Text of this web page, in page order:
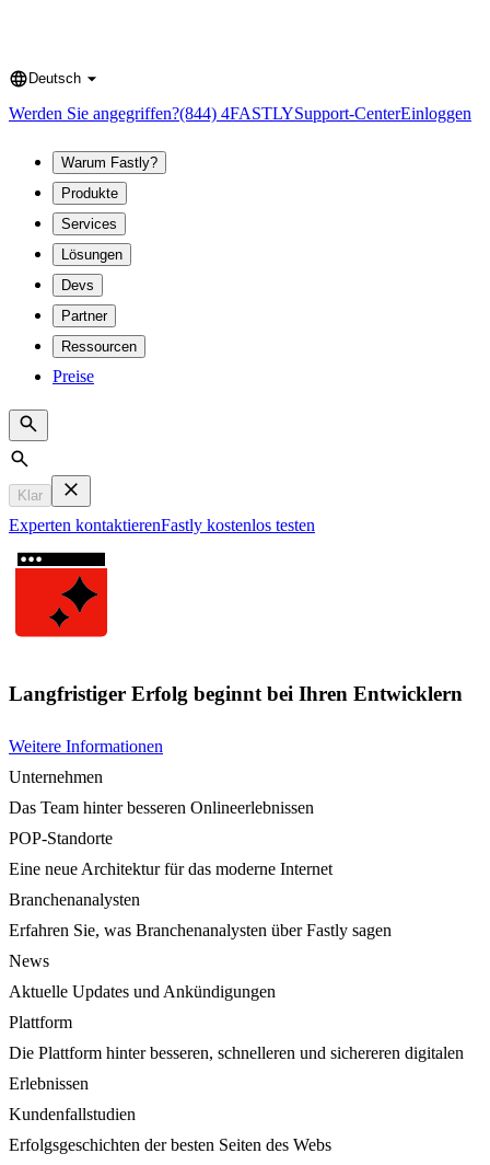
Language
Deutsch
Werden Sie angegriffen?(844) 4FASTLYSupport-CenterEinloggen
Warum Fastly?
Produkte
Services
Lösungen
Devs
Partner
Ressourcen
Preise
Search
Klar
Experten kontaktierenFastly kostenlos testen
Langfristiger Erfolg beginnt bei Ihren Entwicklern
Weitere Informationen
Unternehmen
Das Team hinter besseren Onlineerlebnissen
POP-Standorte
Eine neue Architektur für das moderne Internet
Branchenanalysten
Erfahren Sie, was Branchenanalysten über Fastly sagen
News
Aktuelle Updates und Ankündigungen
Plattform
Die Plattform hinter besseren, schnelleren und sichereren digitalen
Erlebnissen
Kundenfallstudien
Erfolgsgeschichten der besten Seiten des Webs